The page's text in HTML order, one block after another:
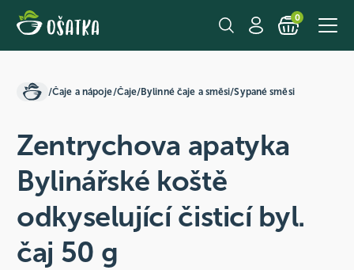
0
/Čaje a nápoje/Čaje/Bylinné čaje a směsi/Sypané směsi
Zentrychova apatyka
Bylinářské koště
odkyselující čisticí byl.
čaj 50 g